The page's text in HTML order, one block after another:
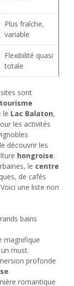
Plus fraîche,
variable
Flexibilité quasi
totale
sont
le Lac Balaton,
les activités
découvrir les
hongroise.
le centre
de cafés
une liste non
bains
magnifique
must.
profonde
.
romantique